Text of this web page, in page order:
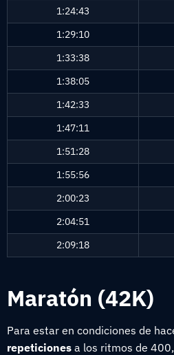
1:24:43
1:29:10
1:33:38
1:38:05
1:42:33
1:47:11
1:51:28
1:55:56
2:00:23
2:04:51
2:09:18
Maratón (42K)
Para estar en condiciones de
repeticiones a los ritmos de